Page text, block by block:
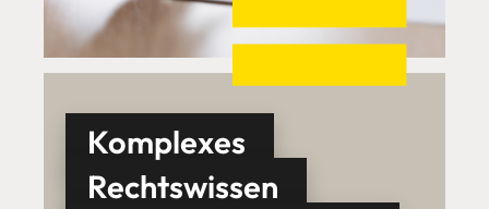
Komplexes
Rechtswissen